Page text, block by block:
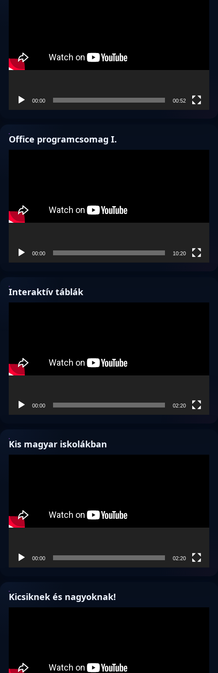
00:00 00:52
Office programcsomag I.
00:00 10:20
Interaktív táblák
00:00 02:20
Kis magyar iskolákban
00:00 02:20
Kicsiknek és nagyoknak!